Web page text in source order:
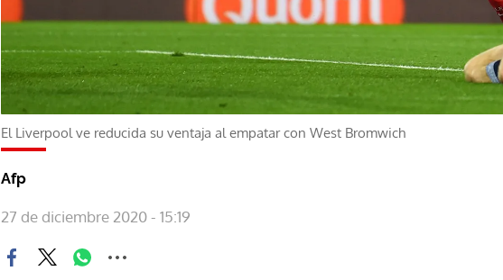
El Liverpool ve reducida su ventaja al empatar con West Bromwich
Afp
27 de diciembre 2020 - 15:19